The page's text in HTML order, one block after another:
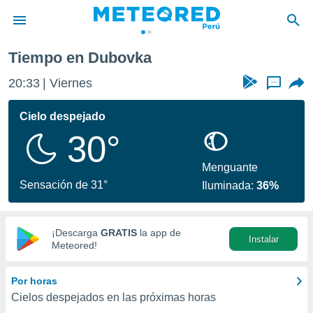
de
ha sido
calidad.
a este
las
y
digital
basada
Tiempo en Dubovka
20:33 Viernes ...
Cielo despejado
30°
Sensación de 31°
Menguante
Iluminada:36%
¡Descarga GRATIS la app de
Meteored!
Instalar
Por horas
Cielos despejados en las próximas horas